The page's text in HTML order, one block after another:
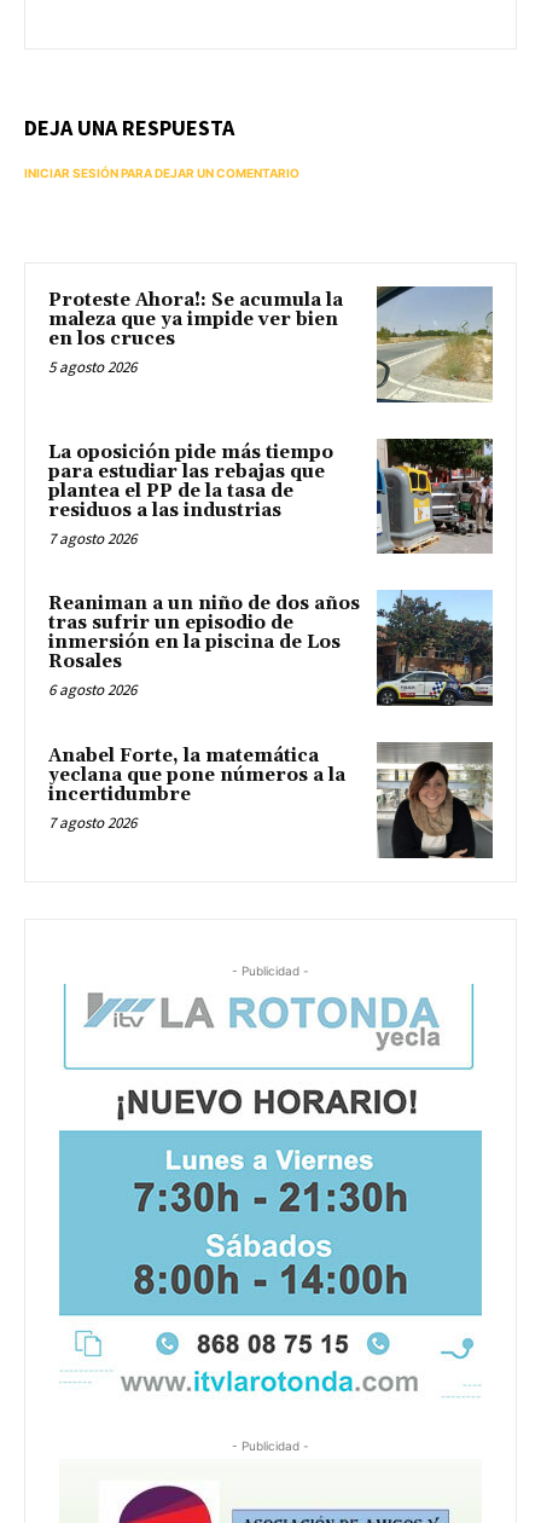
DEJA UNA RESPUESTA
INICIAR SESIÓN PARA DEJAR UN COMENTARIO
Proteste Ahora!: Se acumula la
maleza que ya impide ver bien
en los cruces
5 agosto 2026
La oposición pide más tiempo
para estudiar las rebajas que
plantea el PP de la tasa de
residuos a las industrias
7 agosto 2026
Reaniman a un niño de dos años
tras sufrir un episodio de
inmersión en la piscina de Los
Rosales
6 agosto 2026
Anabel Forte, la matemática
yeclana que pone números a la
incertidumbre
7 agosto 2026
- Publicidad -
- Publicidad -